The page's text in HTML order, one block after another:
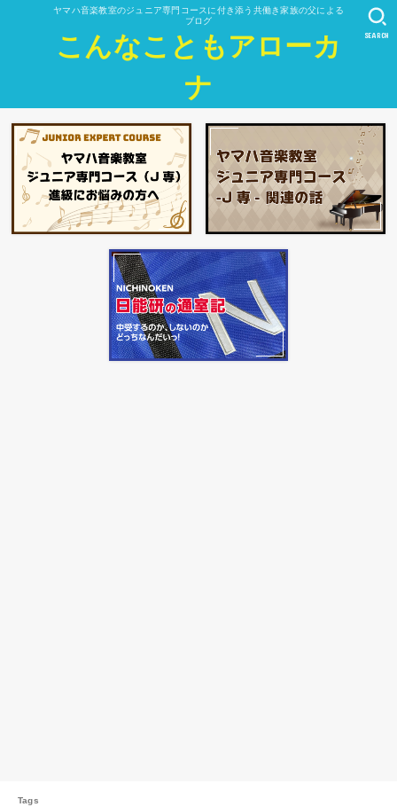
ヤマハ音楽教室のジュニア専門コースに付き添う共働き家族の父による
ブログ
こんなこともアローカ
ナ
SEARCH